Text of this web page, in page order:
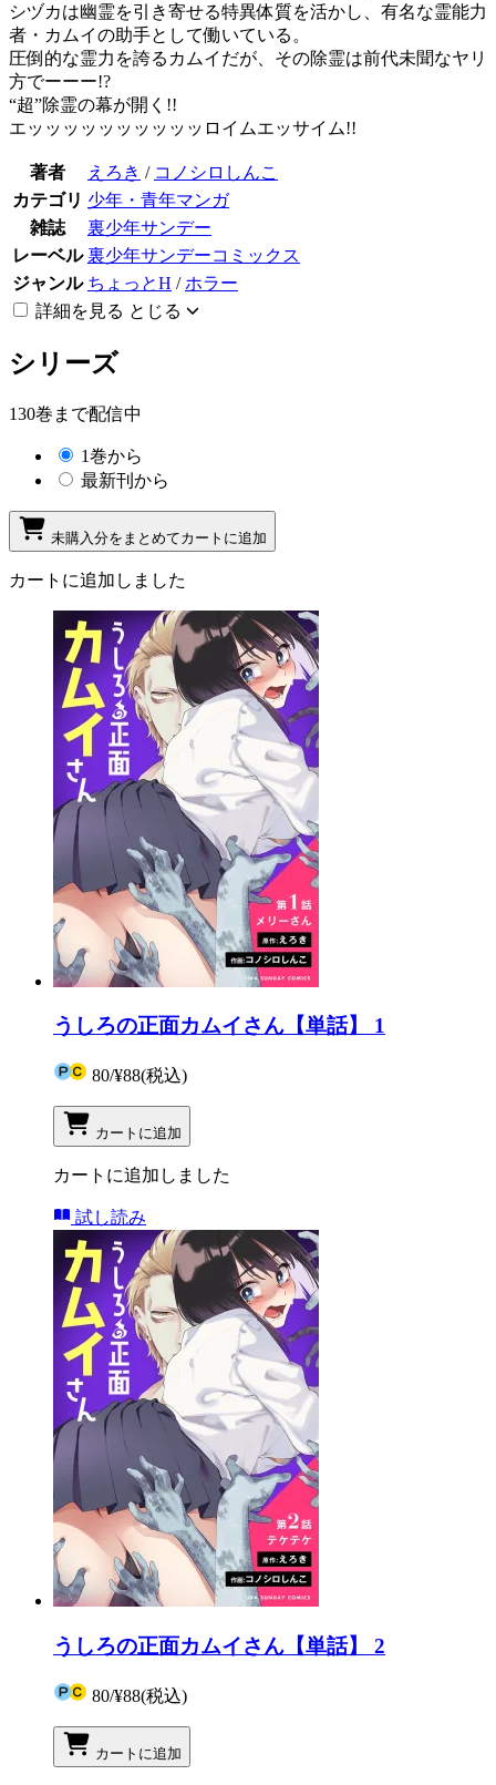
シヅカは幽霊を引き寄せる特異体質を活かし、有名な霊能力
者・カムイの助手として働いている。
圧倒的な霊力を誇るカムイだが、その除霊は前代未聞なヤリ
方でーーー!?
“超”除霊の幕が開く!!
エッッッッッッッッッッロイムエッサイム!!
著者 えろき / コノシロしんこ
カテゴリ 少年・青年マンガ
雑誌
裏少年サンデー
レーベル 裏少年サンデーコミックス
ジャンル ちょっとH / ホラー
詳細を見る とじる
シリーズ
130巻まで配信中
1巻から
最新刊から
未購入分をまとめてカートに追加
カートに追加しました
うしろの正面カムイさん【単話】 1
80/¥88(税込)
カートに追加
カートに追加しました
試し読み
うしろの正面カムイさん【単話】 2
80/¥88(税込)
カートに追加